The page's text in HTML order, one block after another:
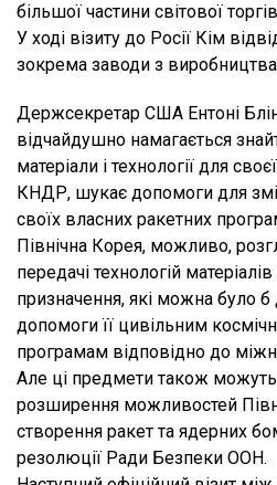
більшої частини світової
У ході візиту до Росії Кім
зокрема заводи з
Держсекретар США Ентоні
відчайдушно намагається
матеріали і технології для
КНДР, шукає допомоги для
своїх власних ракетних
Північна Корея, можливо,
передачі технологій
призначення, які можна було
допомоги її цивільним
програмам відповідно до
Але ці предмети також можуть
розширення можливостей
створення ракет та ядерних
резолюції Ради Безпеки ООН.